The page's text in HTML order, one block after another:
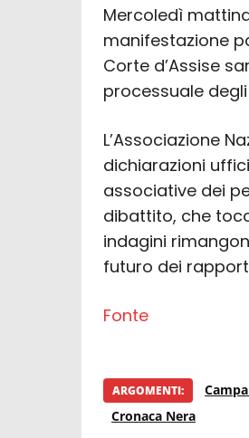
Mercoledì
manifestazione
Corte d’Assise
processuale
L’Associazione
dichiarazioni
associative dei
dibattito, che
indagini
futuro dei
Fonte
ARGOMENTI:
Cronaca Nera